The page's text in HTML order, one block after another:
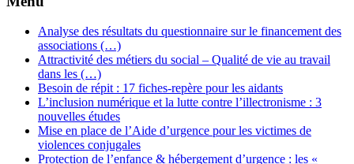
Analyse des résultats du questionnaire sur le financement des
associations (…)
Attractivité des métiers du social – Qualité de vie au travail
dans les (…)
Besoin de répit : 17 fiches-repère pour les aidants
L’inclusion numérique et la lutte contre l’illectronisme : 3
nouvelles études
Mise en place de l’Aide d’urgence pour les victimes de
violences conjugales
Protection de l’enfance & hébergement d’urgence : les «